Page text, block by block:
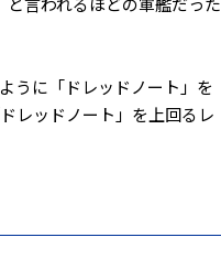
うに「ドレッドノート」を
レッドノート」を上回るレ